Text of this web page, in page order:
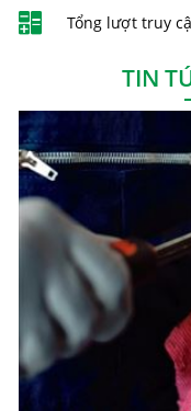
Tổng lượt truy
TIN